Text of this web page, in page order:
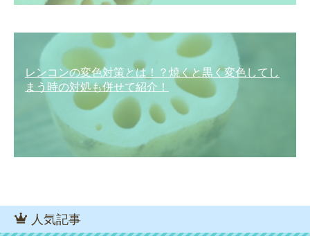
レンコンの変色対策とは！？焼くと黒く変色してし
まう時の対処も併せて紹介！
人気記事